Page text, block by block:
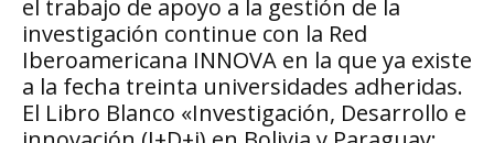
el trabajo de apoyo a la gestión de la
investigación continue con la Red
Iberoamericana INNOVA en la que ya existe
a la fecha treinta universidades adheridas.
El Libro Blanco «Investigación, Desarrollo e